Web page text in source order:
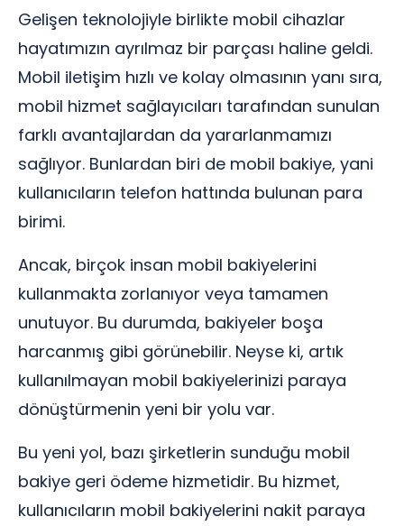
Gelişen teknolojiyle birlikte mobil cihazlar
hayatımızın ayrılmaz bir parçası haline geldi.
Mobil iletişim hızlı ve kolay olmasının yanı sıra,
mobil hizmet sağlayıcıları tarafından sunulan
farklı avantajlardan da yararlanmamızı
sağlıyor. Bunlardan biri de mobil bakiye, yani
kullanıcıların telefon hattında bulunan para
birimi.
Ancak, birçok insan mobil bakiyelerini
kullanmakta zorlanıyor veya tamamen
unutuyor. Bu durumda, bakiyeler boşa
harcanmış gibi görünebilir. Neyse ki, artık
kullanılmayan mobil bakiyelerinizi paraya
dönüştürmenin yeni bir yolu var.
Bu yeni yol, bazı şirketlerin sunduğu mobil
bakiye geri ödeme hizmetidir. Bu hizmet,
kullanıcıların mobil bakiyelerini nakit paraya